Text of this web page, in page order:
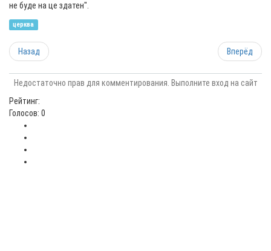
не буде на це здатен".
церква
Назад Вперёд
Недостаточно прав для комментирования. Выполните вход на сайт
Рейтинг:
Голосов: 0